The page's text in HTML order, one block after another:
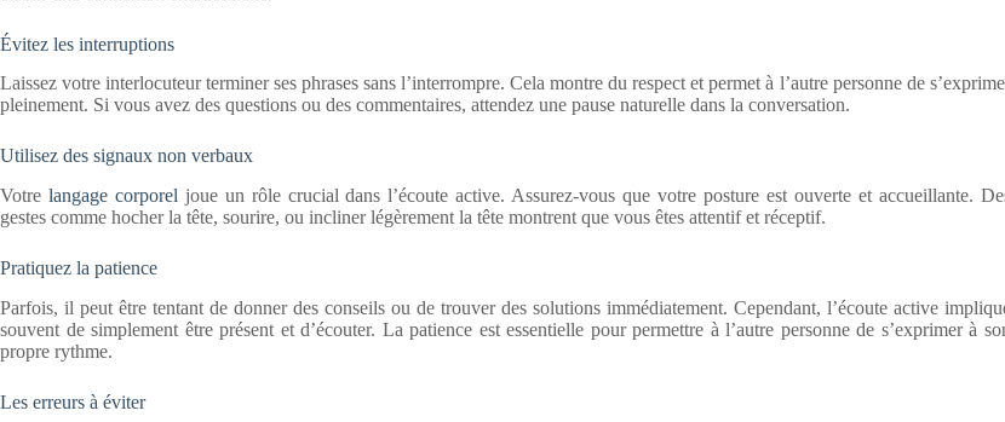
Évitez les interruptions
Laissez votre interlocuteur terminer ses phrases sans l’interrompre. Cela montre du respect et permet à l’autre personne de
pleinement. Si vous avez des questions ou des commentaires, attendez une pause naturelle dans la conversation.
Utilisez des signaux non verbaux
Votre langage corporel joue un rôle crucial dans l’écoute active. Assurez-vous que votre posture est ouverte et accueillante.
gestes comme hocher la tête, sourire, ou incliner légèrement la tête montrent que vous êtes attentif et réceptif.
Pratiquez la patience
Parfois, il peut être tentant de donner des conseils ou de trouver des solutions immédiatement. Cependant, l’écoute active
souvent de simplement être présent et d’écouter. La patience est essentielle pour permettre à l’autre personne de s’exprimer à
propre rythme.
Les erreurs à éviter